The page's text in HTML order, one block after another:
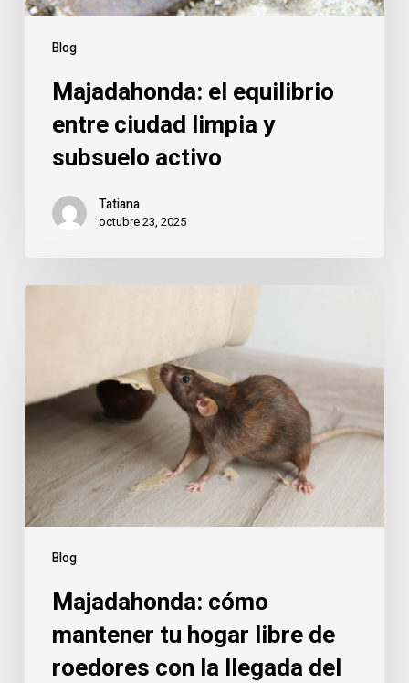
Blog
Majadahonda: el equilibrio
entre ciudad limpia y
subsuelo activo
Tatiana
octubre 23, 2025
Blog
hogar
roedores
con
la
llegada
Majadahonda: cómo
mantener tu hogar libre de
roedores con la llegada del